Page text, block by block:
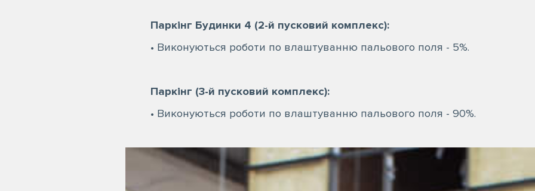
Паркінг Будинки 4 (2-й пусковий комплекс):
• Виконуються роботи по влаштуванню пальового поля - 5%.
Паркінг (3-й пусковий комплекс):
• Виконуються роботи по влаштуванню пальового поля - 90%.